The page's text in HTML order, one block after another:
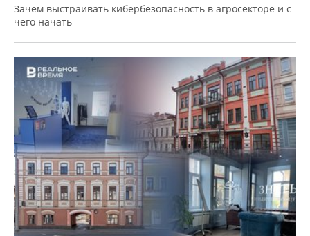
Зачем выстраивать кибербезопасность в агросекторе и с
чего начать